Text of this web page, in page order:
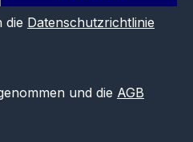
die Datenschutzrichtlinie
und die AGB